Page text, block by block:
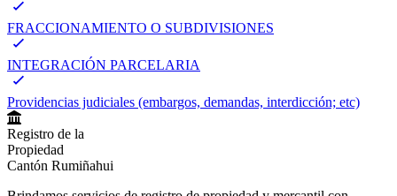
FRACCIONAMIENTO O SUBDIVISIONES
INTEGRACIÓN PARCELARIA
Providencias judiciales (embargos, demandas, interdicción; etc)
Registro de la
Propiedad
Cantón Rumiñahui